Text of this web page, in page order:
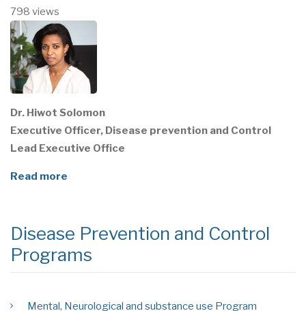
798 views
Dr. Hiwot Solomon
Executive Officer, Disease prevention and Control
Lead Executive Office
Read more
Disease Prevention and Control
Programs
Mental, Neurological and substance use Program